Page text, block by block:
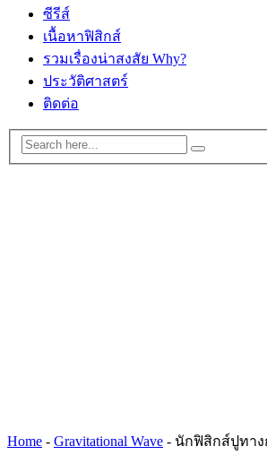
ซีรีส์
เนื้อหาฟิสิกส์
รวมเรื่องน่าสงสัย Why?
ประวัติศาสตร์
ติดต่อ
Home - Gravitational Wave - นักฟิสิกส์ปูทาง